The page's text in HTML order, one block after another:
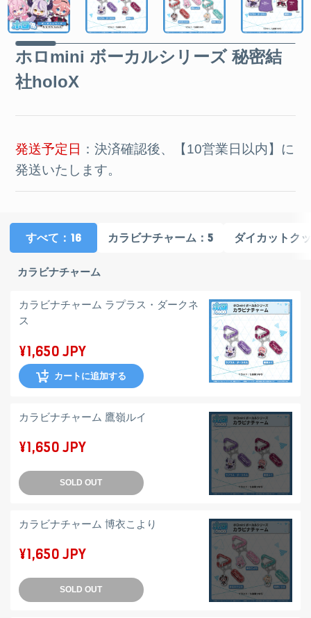
ホロmini ボーカルシリーズ 秘密結
社holoX
発送予定日 ：決済確認後、【10営業日以内】に
発送いたします。
すべて ：16 カラビナチャーム：5 ダイカットク
カラビナチャーム
カラビナチャーム ラプラス・ダークネ
ス
¥1,650 JPY
カートに追加する
カラビナチャーム 鷹嶺ルイ
¥1,650 JPY
SOLD OUT
カラビナチャーム 博衣こより
¥1,650 JPY
SOLD OUT